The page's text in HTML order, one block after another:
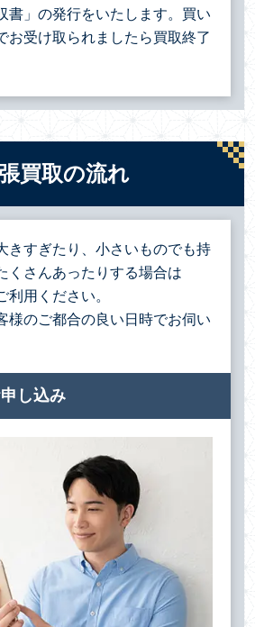
書」の発行をいたします。買い
お受け取られましたら買取終了
買取の流れ
きすぎたり、小さいものでも持
くさんあったりする場合は
利用ください。
様のご都合の良い日時でお伺い
し込み